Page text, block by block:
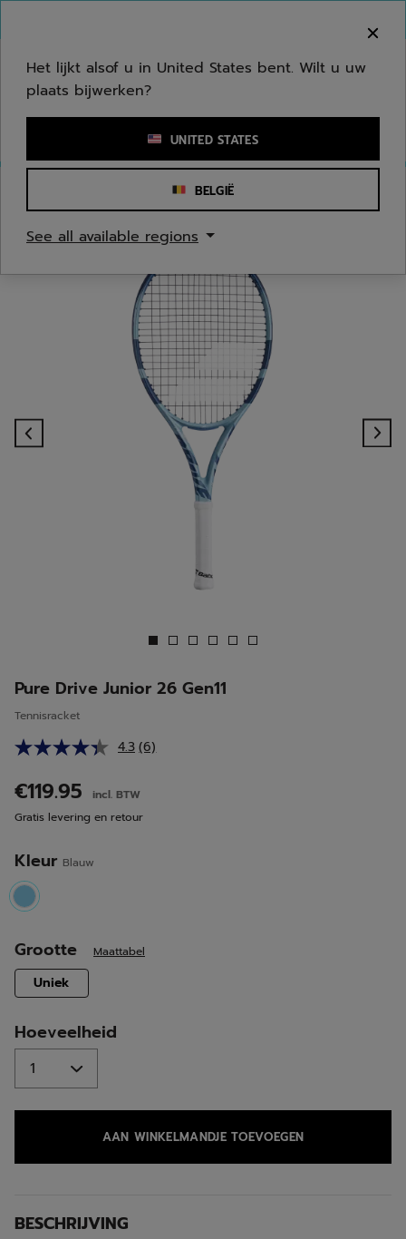
Een zoekwoord of een artikelnummer invoeren
Pure Drive Junior 26 Gen11
Tennisracket
4.3 Lees
Dezelfde
paginalink.
(6)
€119.95
incl. BTW
Gratis levering en retour
Kleur Blauw
selected
Grootte Maattabel
Uniek
Hoeveelheid
AAN WINKELMANDJE TOEVOEGEN
BESCHRIJVING
Het lijkt alsof u in United States bent. Wilt u uw
plaats bijwerken?
UNITED STATES
BELGIË
See all available regions